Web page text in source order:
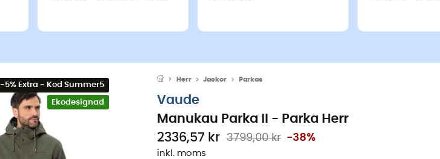
-5% Extra - Kod Summer5
Ekodesignad
Herr Jackor Parkas
Vaude
Manukau Parka II - Parka Herr
2336,57 kr 3799,00 kr -38%
inkl. moms